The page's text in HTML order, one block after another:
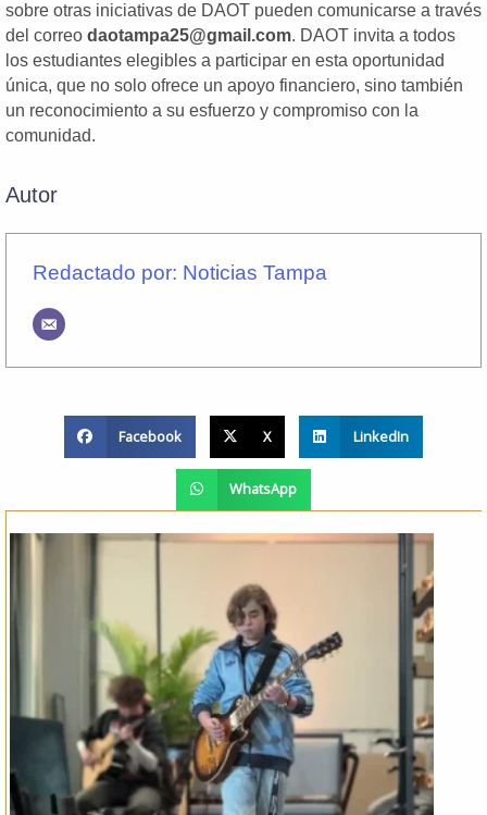
sobre otras iniciativas de DAOT pueden comunicarse a través
del correo daotampa25@gmail.com. DAOT invita a todos
los estudiantes elegibles a participar en esta oportunidad
única, que no solo ofrece un apoyo financiero, sino también
un reconocimiento a su esfuerzo y compromiso con la
comunidad.
Autor
Redactado por: Noticias Tampa
Facebook X LinkedIn
WhatsApp